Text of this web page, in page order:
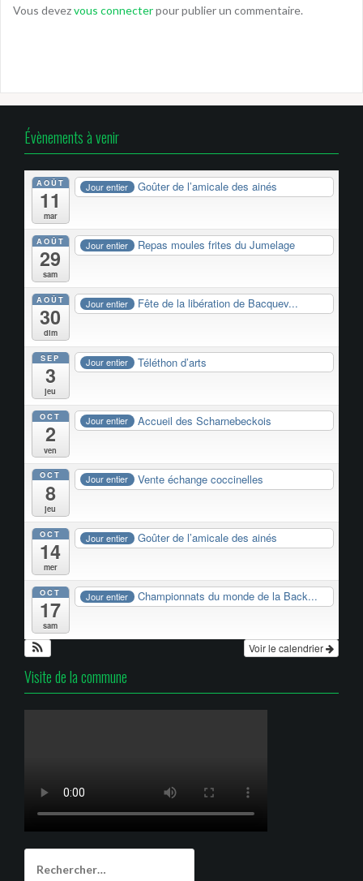
Vous devezvous connecterpour publier un commentaire.
Évènements à venir
AOÛT
11
mar
Jour entier Goûter de l’amicale des ainés
AOÛT
29
sam
Jour entier Repas moules frites du Jumelage
AOÛT
30
dim
Jour entier Fête de la libération de Bacquev...
SEP
3
jeu
Jour entier Téléthon d’arts
OCT
2
ven
Jour entier Accueil des Scharnebeckois
OCT
8
jeu
Jour entier Vente échange coccinelles
OCT
14
mer
Jour entier Goûter de l’amicale des ainés
OCT
17
sam
Jour entier Championnats du monde de la Back...
Voir le calendrier
Visite de la commune